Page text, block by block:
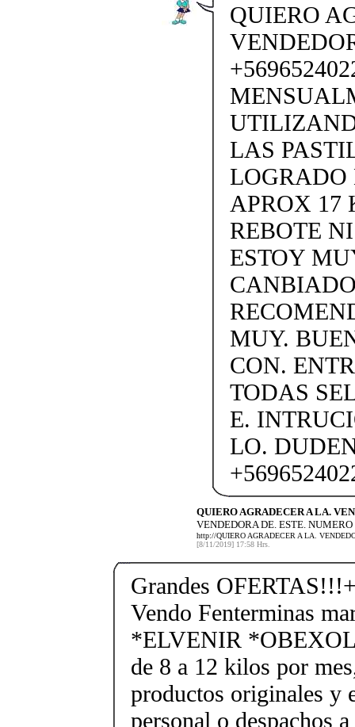
QUIERO
LAS
LOGRADO
APROX 17
REBOTE
ESTOY
MUY.
CON.
TODAS
E.
LO.
QUIERO AGRADECER A LA.
VENDEDORA DE. ESTE.
http://QUIERO AGRADECER A LA.
[8/11/2019] 17:58 Hrs.
Grandes
Vendo Fenterminas
*ELVENIR
de 8 a 12 kilos por
productos originales y
personal o despachos